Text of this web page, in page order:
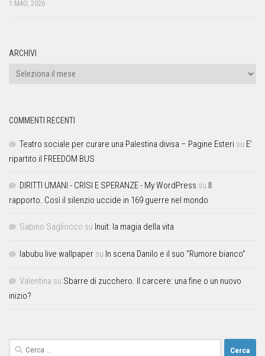
1 MAG, 2026
ARCHIVI
COMMENTI RECENTI
Teatro sociale per curare una Palestina divisa – Pagine Esteri su E’
ripartito il FREEDOM BUS
DIRITTI UMANI - CRISI E SPERANZE - My WordPress su
rapporto. Così il silenzio uccide in 169 guerre nel mondo
Sabino Sagliocco su Inuit: la magia della vita
labubu live wallpaper su In scena Danilo e il suo “Rumore bianco”
Valentina su Sbarre di zucchero. Il carcere: una fine o un nuovo
inizio?